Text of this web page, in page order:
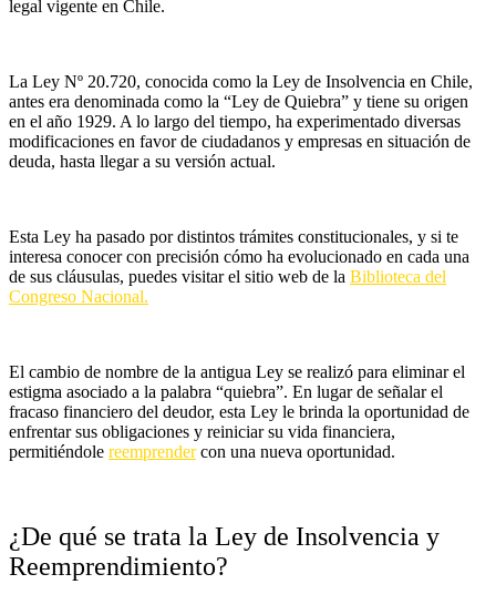
legal vigente en Chile.
La Ley Nº 20.720, conocida como la Ley de Insolvencia en Chile,
antes era denominada como la “Ley de Quiebra” y tiene su origen
en el año 1929. A lo largo del tiempo, ha experimentado diversas
modificaciones en favor de ciudadanos y empresas en situación de
deuda, hasta llegar a su versión actual.
Esta Ley ha pasado por distintos trámites constitucionales, y si te
interesa conocer con precisión cómo ha evolucionado en cada una
de sus cláusulas, puedes visitar el sitio web de la Biblioteca del
Congreso Nacional.
El cambio de nombre de la antigua Ley se realizó para eliminar el
estigma asociado a la palabra “quiebra”. En lugar de señalar el
fracaso financiero del deudor, esta Ley le brinda la oportunidad de
enfrentar sus obligaciones y reiniciar su vida financiera,
permitiéndole reemprendercon una nueva oportunidad.
¿De qué se trata la Ley de Insolvencia y
Reemprendimiento?